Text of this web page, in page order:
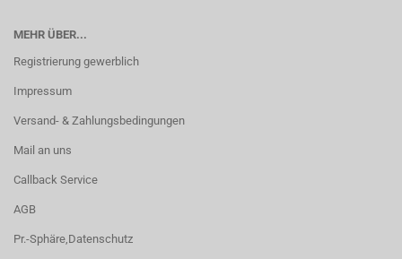
MEHR ÜBER...
Registrierung gewerblich
Impressum
Versand- & Zahlungsbedingungen
Mail an uns
Callback Service
AGB
Pr.-Sphäre,Datenschutz